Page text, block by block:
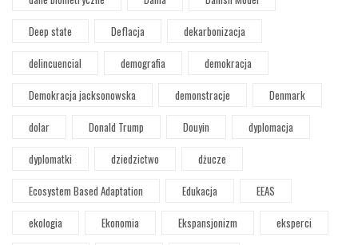
Deep state
Deflacja
dekarbonizacja
delincuencial
demografia
demokracja
Demokracja jacksonowska
demonstracje
Denmark
dolar
Donald Trump Douyin
dyplomacja
dyplomatki
dziedzictwo
dżucze
Ecosystem Based Adaptation
Edukacja
EEAS
ekologia
Ekonomia Ekspansjonizm
eksperci